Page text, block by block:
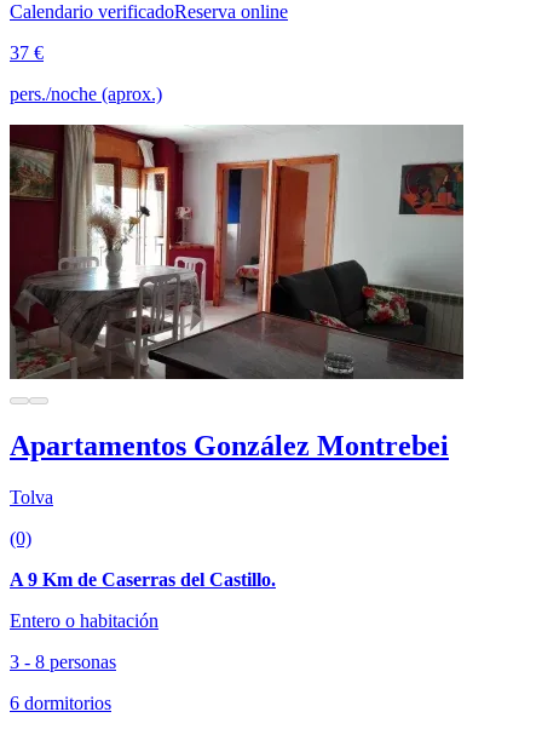
Calendario verificadoReserva online
37 €
pers./noche (aprox.)
Apartamentos González Montrebei
Tolva
(0)
A 9 Km de Caserras del Castillo.
Entero o habitación
3 - 8 personas
6 dormitorios